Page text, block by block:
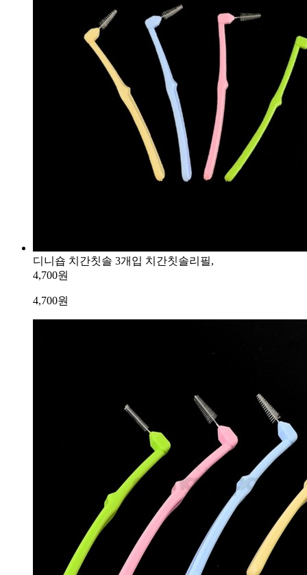
디니숍 치간칫솔 3개입 치간칫솔리필,
4,700원
4,700원